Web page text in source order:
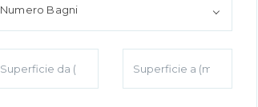
Numero Bagni